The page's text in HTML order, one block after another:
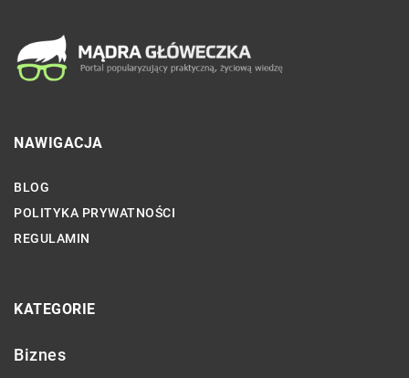
NAWIGACJA
BLOG
POLITYKA PRYWATNOŚCI
REGULAMIN
KATEGORIE
Biznes